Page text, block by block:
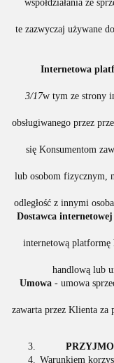
współdziałania ze
te zazwyczaj używane
Internetowa
3/17w tym ze strony
obsługiwanego przez
się Konsumentom
lub osobom fizycznym,
odległość z innymi
Dostawca
internetową platformę
handlową lub
Umowa - umowa
zawarta przez Klienta za
Warunkiem